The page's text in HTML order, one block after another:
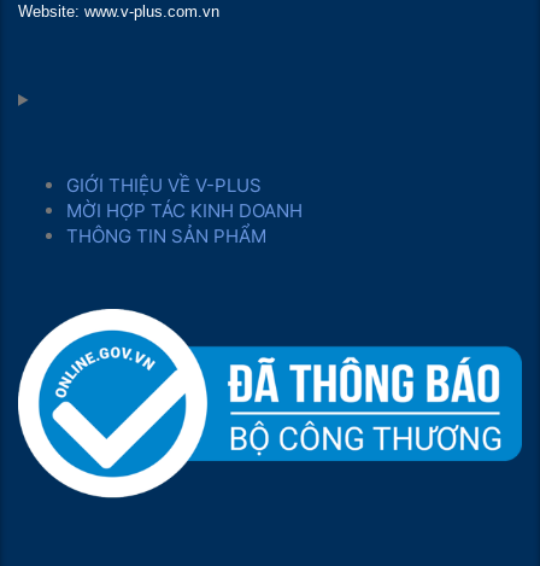
Website: www.v-plus.com.vn
GIỚI THIỆU VỀ V-PLUS
MỜI HỢP TÁC KINH DOANH
THÔNG TIN SẢN PHẨM